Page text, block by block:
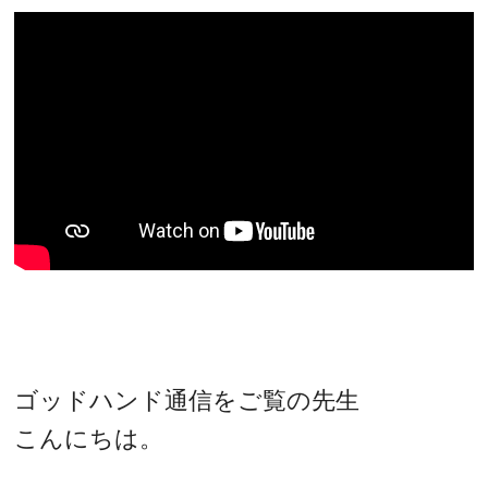
ゴッドハンド通信をご覧の先生
こんにちは。